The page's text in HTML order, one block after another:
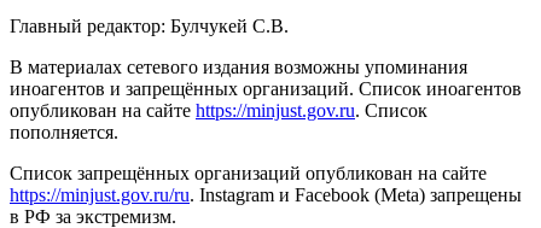
Главный редактор: Булчукей С.В.
В материалах сетевого издания возможны упоминания
иноагентов и запрещённых организаций. Список иноагентов
опубликован на сайте https://minjust.gov.ru. Список
пополняется.
Список запрещённых организаций опубликован на сайте
https://minjust.gov.ru/ru. Instagram и Facebook (Metа) запрещены
в РФ за экстремизм.